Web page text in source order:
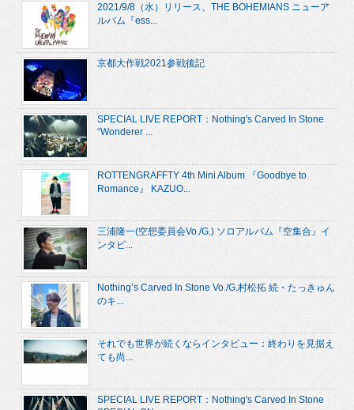
2021/9/8（水）リリース、THE BOHEMIANS ニューア
ルバム『ess...
京都大作戦2021参戦後記
SPECIAL LIVE REPORT：Nothing's Carved In Stone
“Wonderer ...
ROTTENGRAFFTY 4th Mini Album 『Goodbye to
Romance』 KAZUO...
三浦隆一(空想委員会Vo./G.) ソロアルバム『空集合』イ
ンタビ...
Nothing’s Carved In Stone Vo./G.村松拓 続・たっきゅん
のキ...
それでも世界が続くならインタビュー：終わりを見据え
ても尚...
SPECIAL LIVE REPORT：Nothing's Carved In Stone